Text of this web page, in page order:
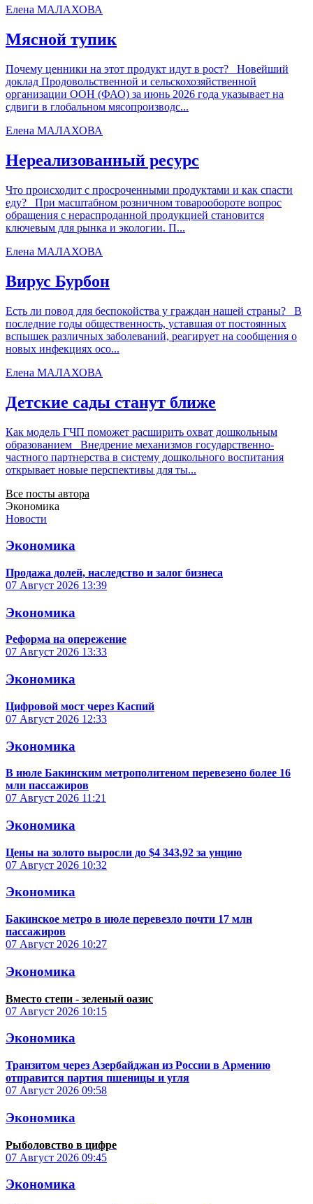
Елена МАЛАХОВА
Мясной тупик
Почему ценники на этот продукт идут в рост? Новейший
доклад Продовольственной и сельскохозяйственной
организации ООН (ФАО) за июнь 2026 года указывает на
сдвиги в глобальном мясопроизводс...
Елена МАЛАХОВА
Нереализованный ресурс
Что происходит с просроченными продуктами и как спасти
еду? При масштабном розничном товарообороте вопрос
обращения с нераспроданной продукцией становится
ключевым для рынка и экологии. П...
Елена МАЛАХОВА
Вирус Бурбон
Есть ли повод для беспокойства у граждан нашей страны? В
последние годы общественность, уставшая от постоянных
вспышек различных заболеваний, реагирует на сообщения о
новых инфекциях осо...
Елена МАЛАХОВА
Детские сады станут ближе
Как модель ГЧП поможет расширить охват дошкольным
образованием Внедрение механизмов государственно-
частного партнерства в систему дошкольного воспитания
открывает новые перспективы для ты...
Все посты автора
Экономика
Новости
Экономика
Продажа долей, наследство и залог бизнеса
07 Август 2026 13:39
Экономика
Реформа на опережение
07 Август 2026 13:33
Экономика
Цифровой мост через Каспий
07 Август 2026 12:33
Экономика
В июле Бакинским метрополитеном перевезено более 16
млн пассажиров
07 Август 2026 11:21
Экономика
Цены на золото выросли до $4 343,92 за унцию
07 Август 2026 10:32
Экономика
Бакинское метро в июле перевезло почти 17 млн
пассажиров
07 Август 2026 10:27
Экономика
Вместо степи - зеленый оазис
07 Август 2026 10:15
Экономика
Транзитом через Азербайджан из России в Армению
отправится партия пшеницы и угля
07 Август 2026 09:58
Экономика
Рыболовство в цифре
07 Август 2026 09:45
Экономика